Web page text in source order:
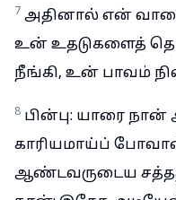
7 அதினால் என்
உன் உதடுகளைத்
நீங்கி, உன் பாவம்
8 பின்பு: யாரை நான்
காரியமாய்ப்
ஆண்டவருடைய